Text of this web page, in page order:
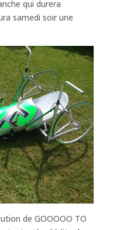
qui durera
samedi soir une
de GOOOOO TO